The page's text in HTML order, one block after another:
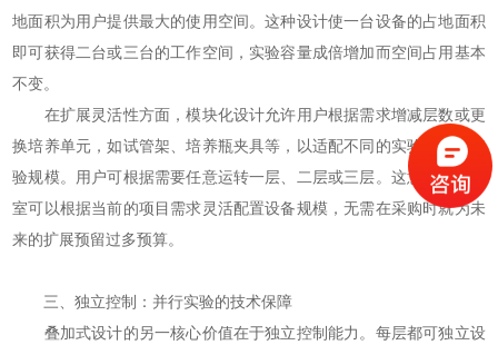
地面积为用户提供最大的使用空间。这种设计使一台设备的占地面积
即可获得二台或三台的工作空间，实验容量成倍增加而空间占用基本
不变。
在扩展灵活性方面，模块化设计允许用户根据需求增减层数或更
换培养单元，如试管架、培养瓶夹具等，以适配不同的实验样品和实
验规模。用户可根据需要任意运转一层、二层或三层。这意味着实验
室可以根据当前的项目需求灵活配置设备规模，无需在采购时就为未
来的扩展预留过多预算。
三、独立控制：并行实验的技术保障
叠加式设计的另一核心价值在于独立控制能力。每层都可独立设